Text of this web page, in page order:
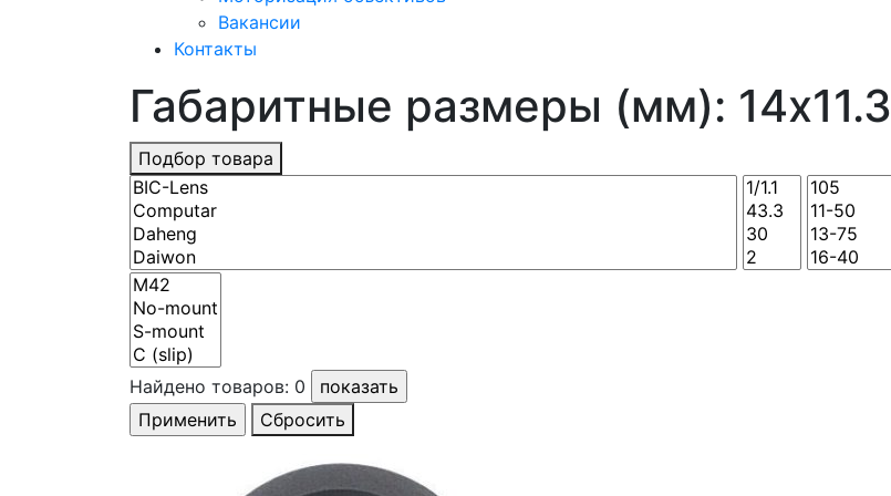
Вакансии
Контакты
Габаритные размеры (мм): 14x11.3
Подбор товара
Найдено товаров: 0
Сбросить